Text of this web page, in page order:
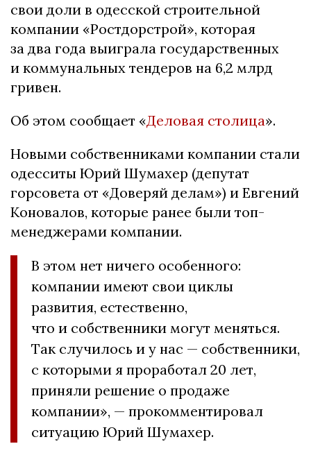
свои доли в одесской строительной
компании «Ростдорстрой», которая
за два года выиграла государственных
и коммунальных тендеров на 6,2 млрд
гривен.
Об этом сообщает «Деловая столица».
Новыми собственниками компании стали
одесситы Юрий Шумахер (депутат
горсовета от «Доверяй делам») и Евгений
Коновалов, которые ранее были топ-
менеджерами компании.
В этом нет ничего особенного:
компании имеют свои циклы
развития, естественно,
что и собственники могут меняться.
Так случилось и у нас — собственники,
с которыми я проработал 20 лет,
приняли решение о продаже
компании», — прокомментировал
ситуацию Юрий Шумахер.